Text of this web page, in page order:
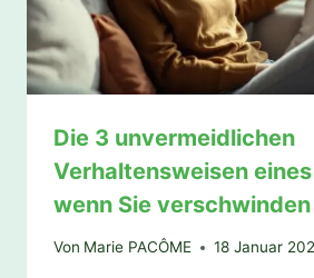
Die 3 unvermeidlichen
Verhaltensweisen
wenn Sie verschwinden
Von Marie PACÔME 18 Januar